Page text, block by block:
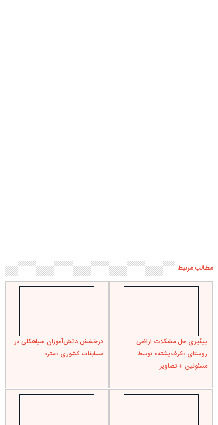
مطالب مرتبط
پیگیری حل مشکلات اراضی
روستای «کرف‌پشته» توسط
مسئولین + تصاویر
درخشش دانش‌آموزان سیاهکلی در
مسابقات کشوری «متر»